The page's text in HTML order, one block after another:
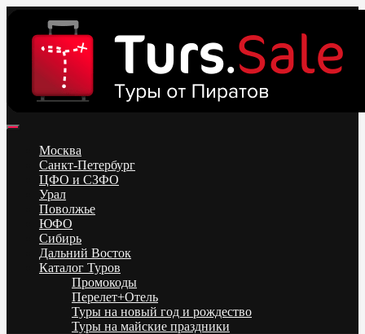
content
Низкие цены на путевки 3-7-10 ночей все включено, отдых на
море. Распродажа экскурсионных и горнолыжных туров.
Обновление каждый день. Официальный сайт Тур Сейл
Москва
Санкт-Петербург
ЦФО и СЗФО
Урал
Поволжье
ЮФО
Сибирь
Дальний Восток
Каталог Туров
Промокоды
Перелет+Отель
Туры на новый год и рождество
Туры на майские праздники